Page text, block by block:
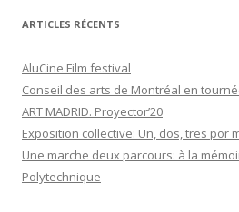
g
a
t
i
o
ARTICLES RÉCENTS
AluCine Film festival
Conseil des arts de Montréal en
ART MADRID. Proyector’20
Exposition collective: Un, dos, tres por
Une marche deux parcours: à la
Polytechnique